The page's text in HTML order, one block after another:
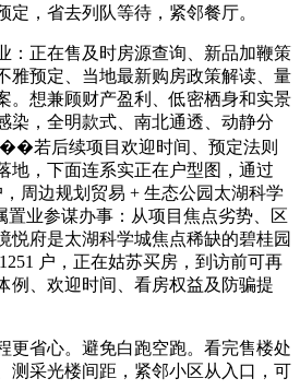
定，省去列队等待，紧邻餐厅。
正在售及时房源查询、新品加鞭策
雅预定、当地最新购房政策解读、量
。想兼顾财产盈利、低密栖身和实景
染，全明款式、南北通透、动静分
��若后续项目欢迎时间、预定法则
地，下面连系实正在户型图，通过
周边规划贸易 + 生态公园太湖科学
置业参谋办事：从项目焦点劣势、区
悦府是太湖科学城焦点稀缺的碧桂园
户，正在姑苏买房，到访前可再
例、欢迎时间、看房权益及防骗提
省心。避免白跑空跑。看完售楼处
测采光楼间距，紧邻小区从入口，可